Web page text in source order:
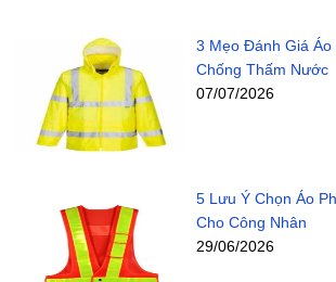
3 Mẹo Đánh Giá
Chống Thấm Nước
07/07/2026
5 Lưu Ý Chọn Áo
Cho Công Nhân
29/06/2026